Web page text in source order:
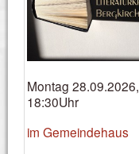
Montag 28.09.2026,
18:30Uhr
im Gemeindehaus